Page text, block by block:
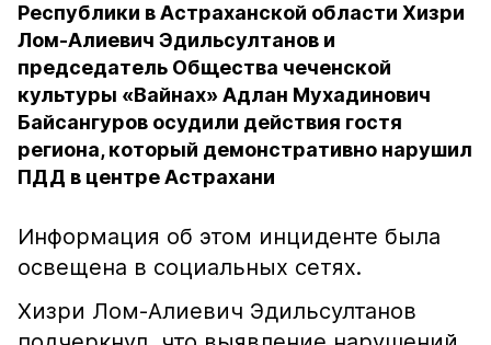
Республики в Астраханской области Хизри
Лом-Алиевич Эдильсултанов и
председатель Общества чеченской
культуры «Вайнах» Адлан Мухадинович
Байсангуров осудили действия гостя
региона, который демонстративно нарушил
ПДД в центре Астрахани
Информация об этом инциденте была
освещена в социальных сетях.
Хизри Лом-Алиевич Эдильсултанов